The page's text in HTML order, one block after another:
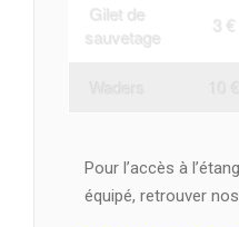
Gilet de
sauvetage
3 €
Pour l’accès à
équipé, retrouver